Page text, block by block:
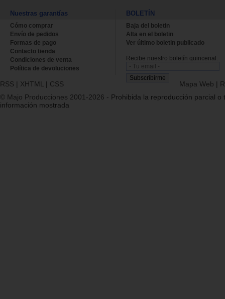
Nuestras garantías
Cómo comprar
Envío de pedidos
Formas de pago
Contacto tienda
Condiciones de venta
Política de devoluciones
BOLETÍN
Baja del boletin
Alta en el boletin
Ver último boletin publicado
Recibe nuestro boletín quincenal.
RSS | XHTML | CSS Mapa Web |
© Majo Producciones 2001-2026 - Prohibida la reproducción parcial o
información mostrada